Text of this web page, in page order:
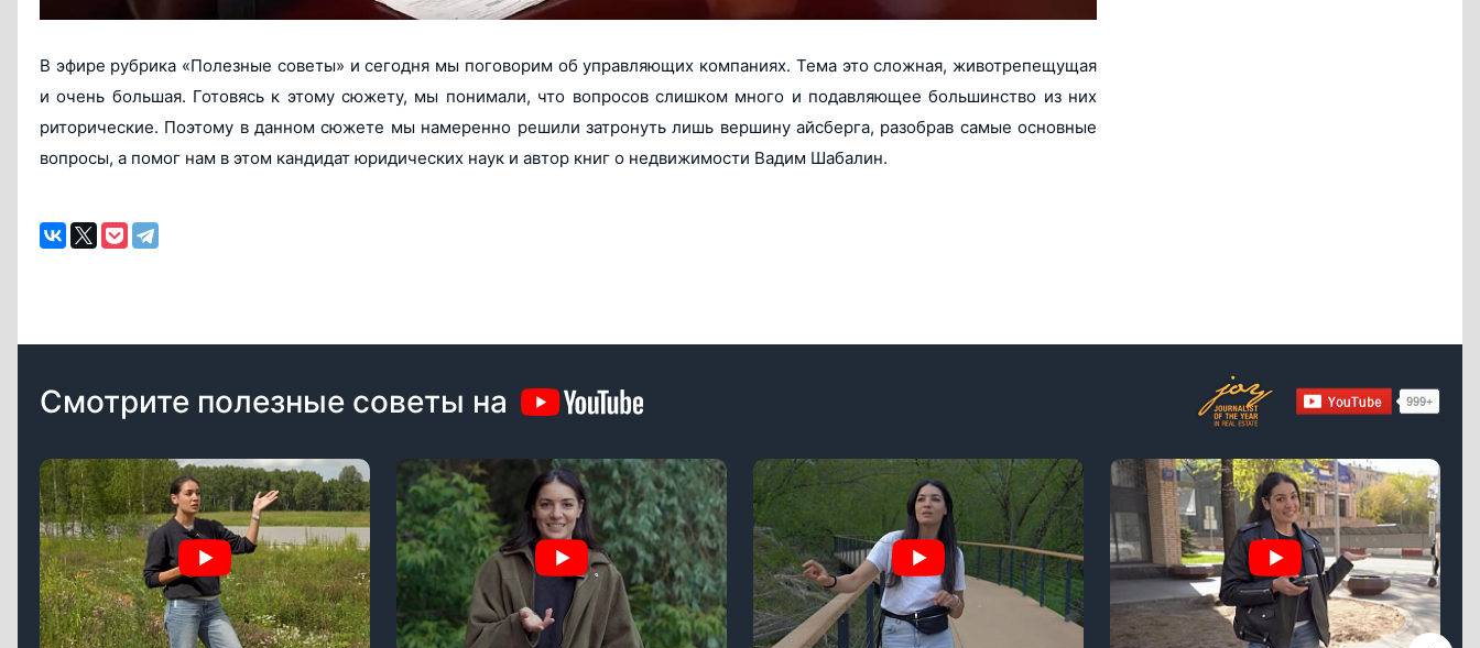
В эфире рубрика «Полезные советы» и сегодня мы поговорим об управляющих компаниях. Тема это сложная, животрепещущая
и очень большая. Готовясь к этому сюжету, мы понимали, что вопросов слишком много и подавляющее большинство из них
риторические. Поэтому в данном сюжете мы намеренно решили затронуть лишь вершину айсберга, разобрав самые основные
вопросы, а помог нам в этом кандидат юридических наук и автор книг о недвижимости Вадим Шабалин.
Смотрите полезные советы на